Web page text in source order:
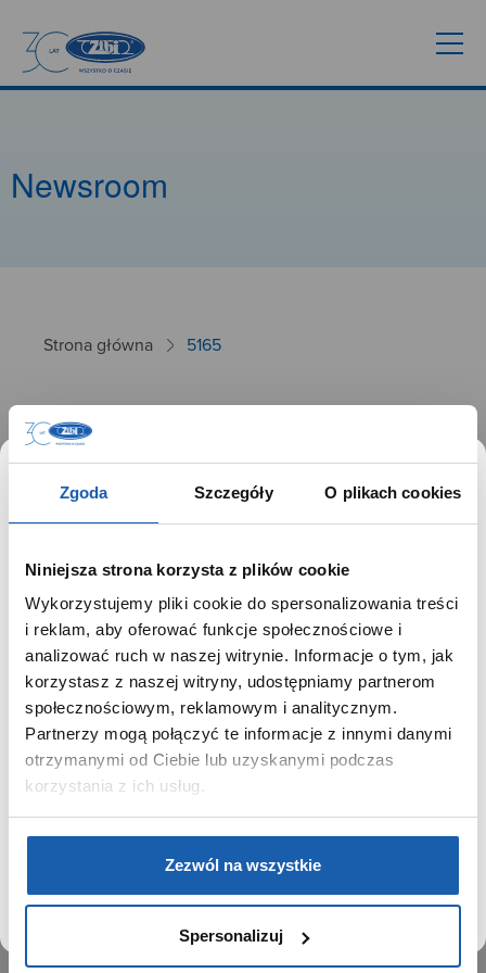
Zgoda Szczegóły O plikach cookies
Niniejsza strona korzysta z plików cookie
Wykorzystujemy pliki cookie do spersonalizowania treści
i reklam, aby oferować funkcje społecznościowe i
analizować ruch w naszej witrynie. Informacje o tym, jak
korzystasz z naszej witryny, udostępniamy partnerom
społecznościowym, reklamowym i analitycznym.
Partnerzy mogą połączyć te informacje z innymi danymi
otrzymanymi od Ciebie lub uzyskanymi podczas
korzystania z ich usług.
Zezwól na wszystkie
Spersonalizuj
Newsroom
Strona główna 5165
5165
26.09.2024
GRUPA ZIBI
Historia
Misja, wizja i wartości Grupy Zibi
Ważne daty
Kariera
Zgoda na ciasteczka
PRODUKTY
Kalkulatory
SIECI SPRZEDAŻY
SZANOWNY UŻYTKOWNIKU,
SZANOWNA UŻYTKOWNICZKO
Używamy plików cookie w celach analitycznych,
statystycznych i marketingowych, w tym aby analizować
ruch w tej witrynie, optymalizować jej działanie oraz
zapamiętywać Twoje preferencje.